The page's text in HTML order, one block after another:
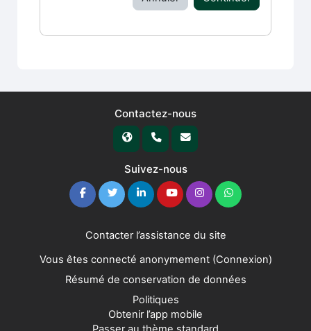
Contactez-nous
Suivez-nous
Contacter l’assistance du site
Vous êtes connecté anonymement (Connexion)
Résumé de conservation de données
Politiques
Obtenir l’app mobile